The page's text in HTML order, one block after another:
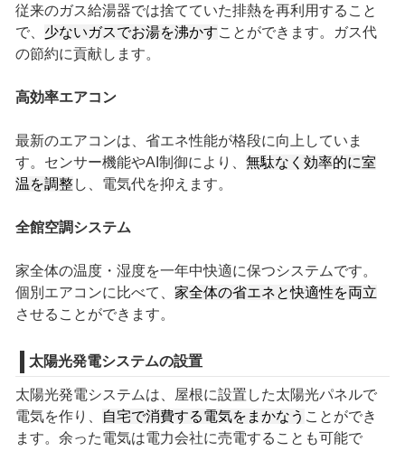
従来のガス給湯器では捨てていた排熱を再利用すること
で、 少ないガスでお湯を沸かすことができます。ガス代
の節約に貢献します。
高効率エアコン
最新のエアコンは、省エネ性能が格段に向上していま
す。センサー機能やAI制御により、 無駄なく効率的に室
温を調整し、電気代を抑えます。
全館空調システム
家全体の温度・湿度を一年中快適に保つシステムです。
個別エアコンに比べて、 家全体の省エネと快適性を両立
させることができます。
太陽光発電システムの設置
太陽光発電システムは、屋根に設置した太陽光パネルで
電気を作り、
自宅で消費する電気をまかなう ことができ
ます。余った電気は電力会社に売電することも可能で